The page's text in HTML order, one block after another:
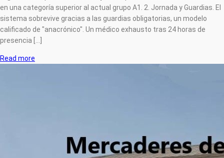
en una categoría superior al actual grupo A1. 2. Jornada y Guardias. El
sistema sobrevive gracias a las guardias obligatorias, un modelo
calificado de "anacrónico". Un médico exhausto tras 24 horas de
presencia [...]
Read more